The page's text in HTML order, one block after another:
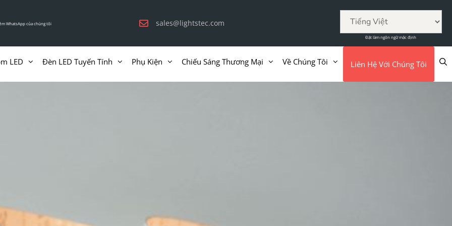
WhatsApp của chúng tôi sales@lightstec.com
Đặt làm ngôn ngữ mặc định
LED Đèn LED Tuyến Tính Phụ Kiện Chiếu Sáng Thương Mại Về Chúng Tôi Liên Hệ Với Chúng Tôi